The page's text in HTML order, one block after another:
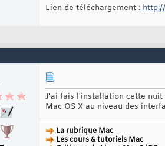
Lien de téléchargement :
J'ai fais l'installation cette nuit
Mac OS X au niveau des
La rubrique Mac
Les cours & tutoriels Mac